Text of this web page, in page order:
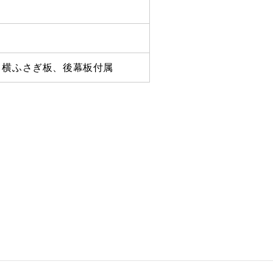
ふさぎ板、後幕板付属